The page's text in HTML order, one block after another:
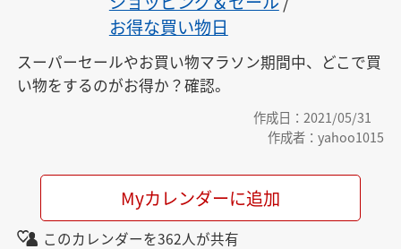
お得な買い物日
スーパーセールやお買い物マラソン期間中、どこで買
い物をするのがお得か？確認。
作成日：2021/05/31
作成者：yahoo1015
Myカレンダーに追加
このカレンダーを362人が共有